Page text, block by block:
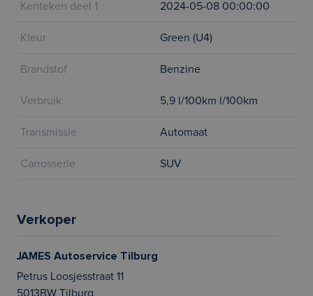
Kenteken deel 1 2024-05-08 00:00:00
Kleur Green (U4)
Brandstof Benzine
Verbruik 5,9 l/100km l/100km
Transmissie Automaat
Carrosserie SUV
Verkoper
JAMES Autoservice Tilburg
Petrus Loosjesstraat 11
5013BW Tilburg